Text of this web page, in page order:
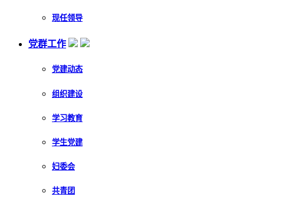
现任领导
党群工作
党建动态
组织建设
学习教育
学生党建
妇委会
共青团